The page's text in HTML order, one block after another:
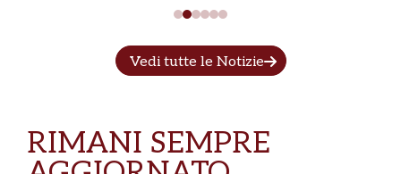
Vedi tutte le Notizie
RIMANI SEMPRE